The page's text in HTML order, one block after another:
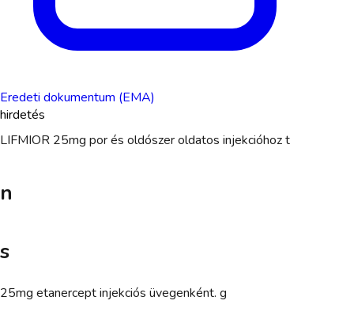
Eredeti dokumentum (EMA)
hirdetés
LIFMIOR 25mg por és oldószer oldatos injekcióhoz t
n
s
25mg etanercept injekciós üvegenként. g